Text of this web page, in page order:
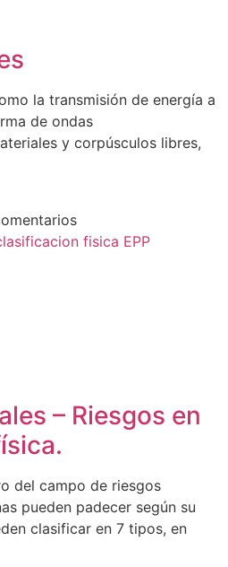
la transmisión de energía a
de ondas
y corpúsculos libres,
– Riesgos en
del campo de riesgos
pueden padecer según su
clasificar en 7 tipos, en